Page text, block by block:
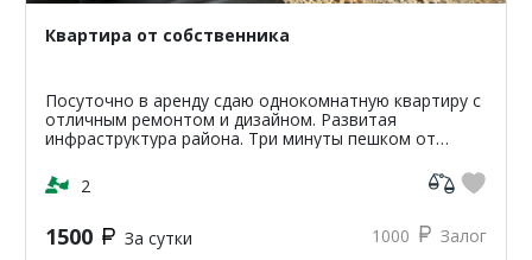
Квартира от собственника
Посуточно в аренду сдаю однокомнатную квартиру с
отличным ремонтом и дизайном. Развитая
инфраструктура района. Три минуты пешком от
Тихий район. Обору...
2
1500 За сутки 1000 Залог